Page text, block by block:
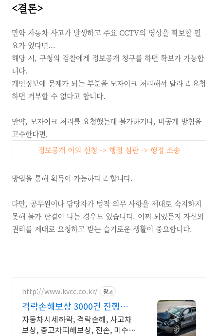
<결론>
만약 자동차 사고가 발생하고 주요 CCTV의 영상을 확보할 필
요가 있다면...
해당 시, 구청의 검찰에게 정보공개 청구를 하면 확보가 가능합
니다.
개인정보에 문제가 되는 부분을 모자이크 처리해서 달라고 요청
하면 거부할 수 없다고 합니다.
만약, 모자이크 처리를 요청했는데 불가하거나, 비공개 방침을
고수한다면,
정보공개 이의 신청 -> 행정 심판-> 행정 소송
방법을 통해 획득이 가능하다고 합니다.
다만, 공무원이나 담당자가 법적 의무 사항을 제대로 숙지하지
못해 불가 판결이 나는 경우도 있습니다. 어찌 되었든지 자신의
권리를 제대로 요청하고 받는 슬기로운 생활이 중요합니다.
http://www.kvcc.co.kr/ 광고
격락손해보상 3000건 진행
MBC불만제로 모법업체 선정
자동차시세하락, 격락손해, 사고차
보상, 중고차피해보상, 전손, 미수선